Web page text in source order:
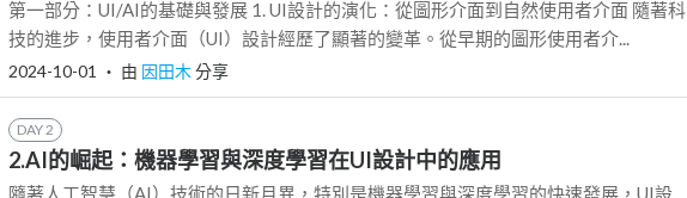
第一部分：UI/AI的基礎與發展 1. UI設計的演化：從圖形介面到自然使用者介面 隨著科
技的進步，使用者介面（UI）設計經歷了顯著的變革。從早期的圖形使用者介...
2024-10-01 ‧ 由 因田木 分享
DAY 2
2.AI的崛起：機器學習與深度學習在UI設計中的應用
隨著人工智慧（AI）技術的日新月異，特別是機器學習與深度學習的快速發展，UI設